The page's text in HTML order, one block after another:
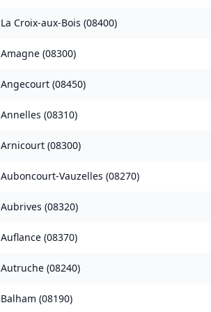
La Croix-aux-Bois (08400)
Amagne (08300)
Angecourt (08450)
Annelles (08310)
Arnicourt (08300)
Auboncourt-Vauzelles (08270)
Aubrives (08320)
Auflance (08370)
Autruche (08240)
Balham (08190)